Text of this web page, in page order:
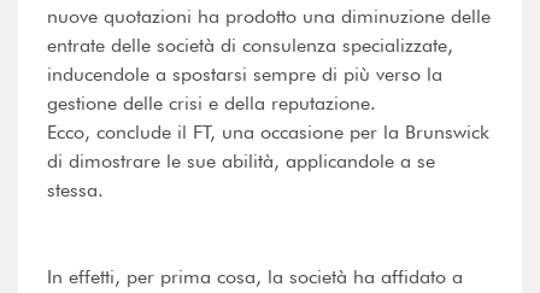
nuove quotazioni ha prodotto una diminuzione delle
entrate delle società di consulenza specializzate,
inducendole a spostarsi sempre di più verso la
gestione delle crisi e della reputazione.
Ecco, conclude il FT, una occasione per la Brunswick
di dimostrare le sue abilità, applicandole a se
stessa.
In effetti, per prima cosa, la società ha affidato a